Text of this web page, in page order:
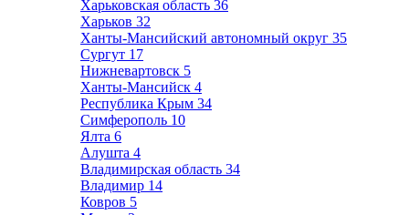
Харьковская область 36
Харьков 32
Ханты-Мансийский автономный округ 35
Сургут 17
Нижневартовск 5
Ханты-Мансийск 4
Республика Крым 34
Симферополь 10
Ялта 6
Алушта 4
Владимирская область 34
Владимир 14
Ковров 5